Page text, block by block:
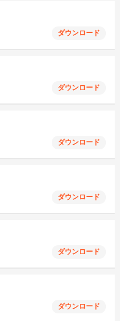
ダウンロード
ダウンロード
ダウンロード
ダウンロード
ダウンロード
ダウンロード